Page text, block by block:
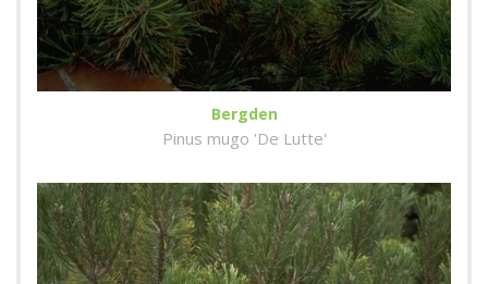
Bergden
Pinus mugo 'De Lutte'